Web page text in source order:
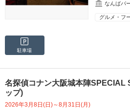
なんばパ
グルメ・フ
駐車場
名探偵コナン大阪城本陣SPECIAL
ップ)
2026年3月8日(日)～8月31日(月)